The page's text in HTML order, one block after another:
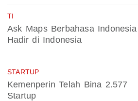
TI
Ask Maps Berbahasa Indonesia
Hadir di Indonesia
STARTUP
Kemenperin Telah Bina 2.577
Startup